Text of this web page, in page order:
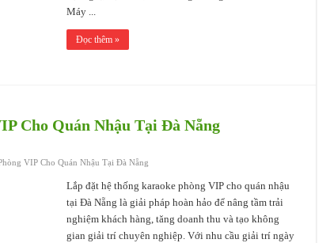
Máy ...
Đọc thêm »
Cho Quán Nhậu Tại Đà Nẵng
VIP Cho Quán Nhậu Tại Đà Nẵng
Lắp đặt hệ thống karaoke phòng VIP cho quán nhậu
tại Đà Nẵng là giải pháp hoàn hảo để nâng tầm trải
nghiệm khách hàng, tăng doanh thu và tạo không
gian giải trí chuyên nghiệp. Với nhu cầu giải trí ngày